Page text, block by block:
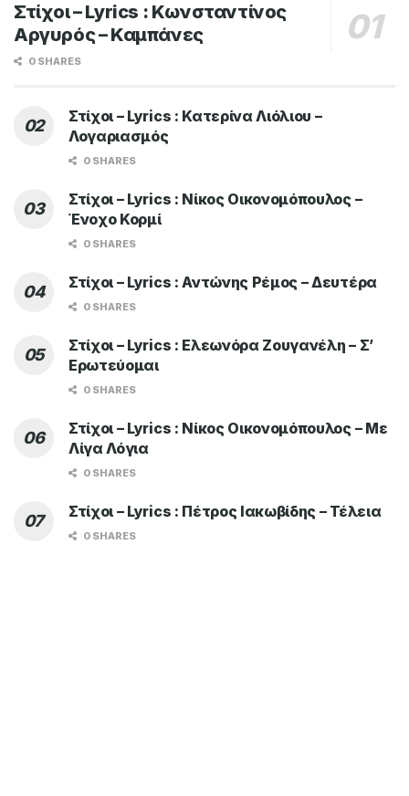
Στίχοι – Lyrics : Κωνσταντίνος
Αργυρός – Καμπάνες
0 SHARES
Στίχοι – Lyrics : Κατερίνα Λιόλιου –
Λογαριασμός
0 SHARES
Στίχοι – Lyrics : Νίκος Οικονομόπουλος –
Ένοχο Κορμί
0 SHARES
Στίχοι – Lyrics : Αντώνης Ρέμος – Δευτέρα
0 SHARES
Στίχοι – Lyrics : Ελεωνόρα Ζουγανέλη – Σ’
Ερωτεύομαι
0 SHARES
Στίχοι – Lyrics : Νίκος Οικονομόπουλος – Με
Λίγα Λόγια
0 SHARES
Στίχοι – Lyrics : Πέτρος Ιακωβίδης – Τέλεια
0 SHARES